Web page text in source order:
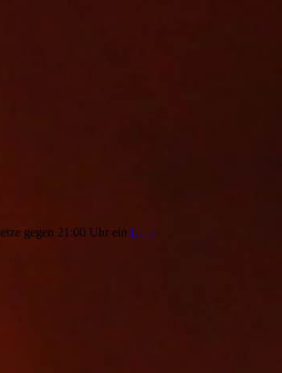
gegen 21:00 Uhr ein [….]